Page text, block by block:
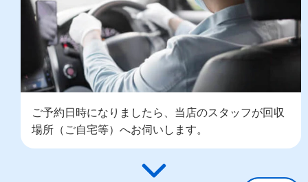
ご予約日時になりましたら、当店のスタッフが回収
場所（ご自宅等）へお伺いします。